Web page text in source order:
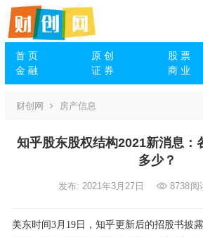
首 页 原 创 股 票
金 融
证 券 商 业
财创网 房产信息
知乎股东股权结构2021新消息：
多少？
发布: 2021年3月27日 8738阅
美东时间3月19日，知乎更新后的招股书披